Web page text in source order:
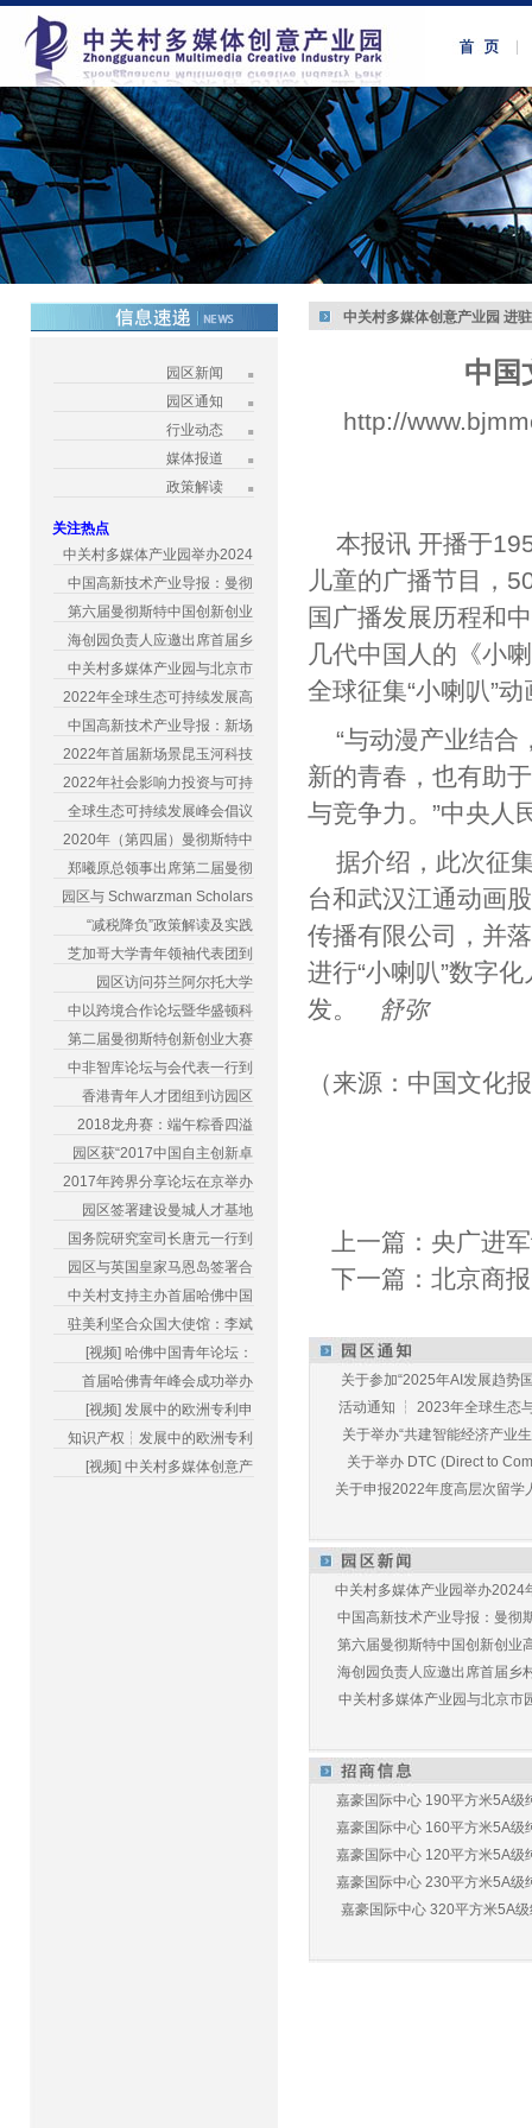
园区新闻
园区通知
行业动态
媒体报道
政策解读
关注热点
中关村多媒体产业园举办2024
中国高新技术产业导报：曼彻
第六届曼彻斯特中国创新创业
海创园负责人应邀出席首届乡
中关村多媒体产业园与北京市
2022年全球生态可持续发展高
中国高新技术产业导报：新场
2022年首届新场景昆玉河科技
2022年社会影响力投资与可持
全球生态可持续发展峰会倡议
2020年（第四届）曼彻斯特中
郑曦原总领事出席第二届曼彻
园区与 Schwarzman Scholars
“减税降负”政策解读及实践
芝加哥大学青年领袖代表团到
园区访问芬兰阿尔托大学
中以跨境合作论坛暨华盛顿科
第二届曼彻斯特创新创业大赛
中非智库论坛与会代表一行到
香港青年人才团组到访园区
2018龙舟赛：端午粽香四溢
园区获“2017中国自主创新卓
2017年跨界分享论坛在京举办
园区签署建设曼城人才基地
国务院研究室司长唐元一行到
园区与英国皇家马恩岛签署合
中关村支持主办首届哈佛中国
驻美利坚合众国大使馆：李斌
[视频] 哈佛中国青年论坛：
首届哈佛青年峰会成功举办
[视频] 发展中的欧洲专利申
知识产权┆发展中的欧洲专利
[视频] 中关村多媒体创意产
中关村多媒体创意产业园 进
中国
http://
本报讯 开播于
儿童的广播节目，
国广播发展历程和
几代中国人的《小
全球征集“小喇叭”
“与动漫产业结合
新的青春，也有助
与竞争力。”中央人
据介绍，此次征
台和武汉江通动画
传播有限公司，并
进行“小喇叭”数字
发。
舒弥
（来源：中国文化
上一篇： 央广进
下一篇：北京商
关于参加“2025年AI发展趋势
活动通知 ┆ 2023年全球生态
关于举办“共建智能经济产业
关于举办 DTC (Direct to
关于申报2022年度高层次留学
中关村多媒体产业园举办2024
中国高新技术产业导报：曼彻
第六届曼彻斯特中国创新创业
海创园负责人应邀出席首届乡
中关村多媒体产业园与北京市
嘉豪国际中心 190平方米5A级
嘉豪国际中心 160平方米5A级
嘉豪国际中心 120平方米5A级
嘉豪国际中心 230平方米5A级
嘉豪国际中心 320平方米5A